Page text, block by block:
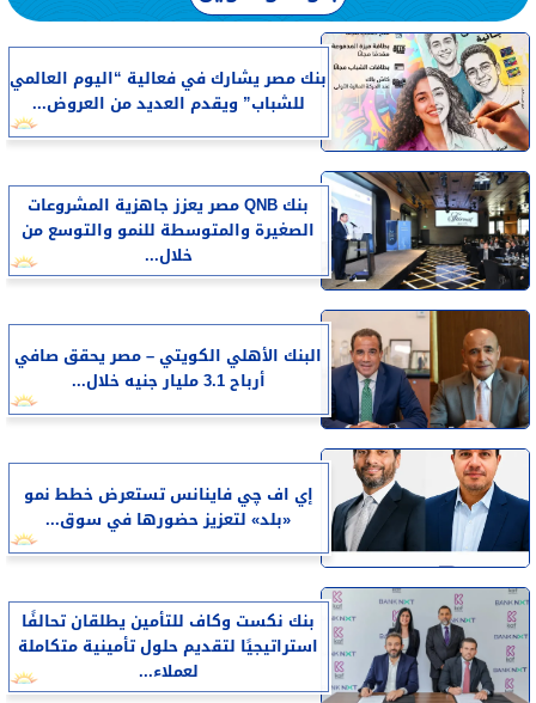
بنك مصر يشارك في فعالية “اليوم العالمي
للشباب” ويقدم العديد من العروض...
بنك QNB مصر يعزز جاهزية المشروعات
الصغيرة والمتوسطة للنمو والتوسع من
خلال...
البنك الأهلي الكويتي – مصر يحقق صافي
أرباح 3.1 مليار جنيه خلال...
إي اف چي فاينانس تستعرض خطط نمو
«بلد» لتعزيز حضورها في سوق...
بنك نكست وكاف للتأمين يطلقان تحالفًا
استراتيجيًا لتقديم حلول تأمينية متكاملة
لعملاء...